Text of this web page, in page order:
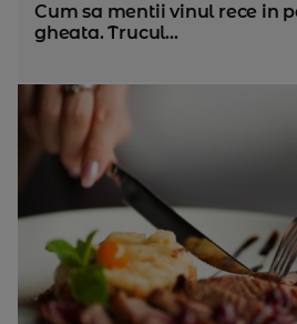
Cum sa mentii vinul rece in
gheata. Trucul...